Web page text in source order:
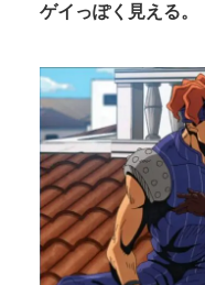
ゲイっぽく見える。